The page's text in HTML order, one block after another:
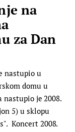
na
za Dan
nastupio u
domu u
nastupio je 2008.
5) u sklopu
Koncert 2008.